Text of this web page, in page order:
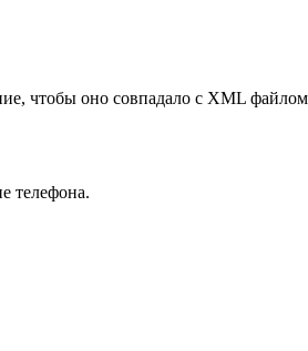
чтобы оно совпадало с XML
телефона.